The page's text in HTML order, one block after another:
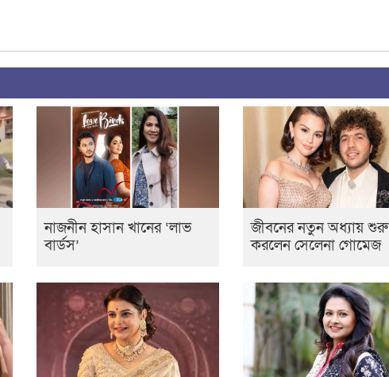
নাজনীন হাসান খানের ‘লাভ
বার্ডস’
জীবনের নতুন অধ্যায় শুরু
করলেন সেলেনা গোমেজ